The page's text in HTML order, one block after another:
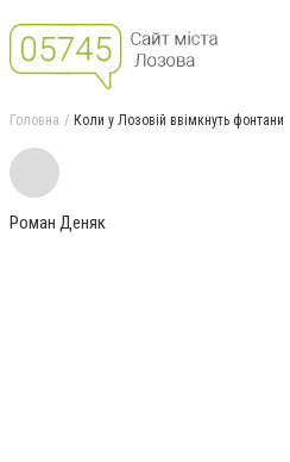
Головна Коли у Лозовій ввімкнуть фонтани
Роман Деняк